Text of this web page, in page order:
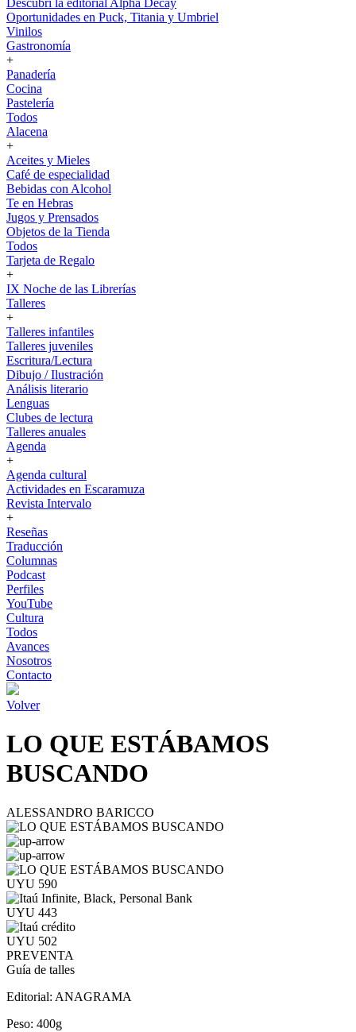
Descubrí la editorial Alpha Decay
Oportunidades en Puck, Titania y Umbriel
Vinilos
Gastronomía
+
Panadería
Cocina
Pastelería
Todos
Alacena
+
Aceites y Mieles
Café de especialidad
Bebidas con Alcohol
Te en Hebras
Jugos y Prensados
Objetos de la Tienda
Todos
Tarjeta de Regalo
+
IX Noche de las Librerías
Talleres
+
Talleres infantiles
Talleres juveniles
Escritura/Lectura
Dibujo / Ilustración
Análisis literario
Lenguas
Clubes de lectura
Talleres anuales
Agenda
+
Agenda cultural
Actividades en Escaramuza
Revista Intervalo
+
Reseñas
Traducción
Columnas
Podcast
Perfiles
YouTube
Cultura
Todos
Avances
Nosotros
Contacto
Volver
LO QUE ESTÁBAMOS
BUSCANDO
ALESSANDRO BARICCO
UYU 590
UYU 443
UYU 502
PREVENTA
Guía de talles
Editorial: ANAGRAMA
Peso: 400g